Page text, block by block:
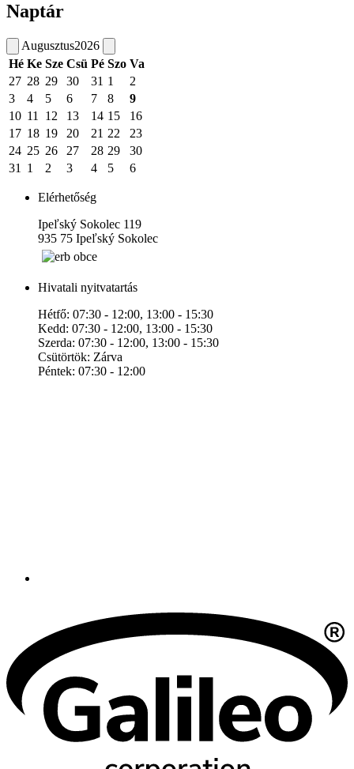
Naptár
Augusztus2026
Hé Ke Sze Csü Pé Szo Va
27 28 29 30 31 1
2
3
4 5 6 7 8
9
10 11 12 13 14 15
16
17 18 19 20 21 22
23
24 25 26 27 28 29
30
31
1 2 3 4 5 6
Elérhetőség
Ipeľský Sokolec 119
935 75 Ipeľský Sokolec
Hivatali nyitvatartás
Hétfő: 07:30 - 12:00, 13:00 - 15:30
Kedd: 07:30 - 12:00, 13:00 - 15:30
Szerda: 07:30 - 12:00, 13:00 - 15:30
Csütörtök: Zárva
Péntek: 07:30 - 12:00